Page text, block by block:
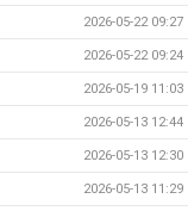
2026-05-22 09:27
2026-05-22 09:24
2026-05-19 11:03
2026-05-13 12:44
2026-05-13 12:30
2026-05-13 11:29